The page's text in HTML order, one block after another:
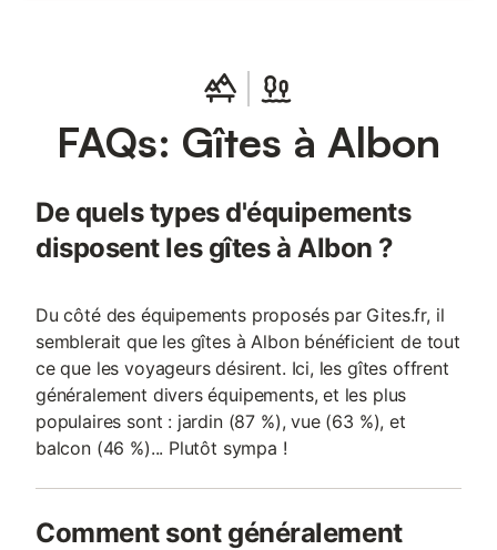
FAQs: Gîtes à Albon
De quels types d'équipements
disposent les gîtes à Albon ?
Du côté des équipements proposés par Gites.fr, il
semblerait que les gîtes à Albon bénéficient de tout
ce que les voyageurs désirent. Ici, les gîtes offrent
généralement divers équipements, et les plus
populaires sont : jardin (87 %), vue (63 %), et
balcon (46 %)... Plutôt sympa !
Comment sont généralement